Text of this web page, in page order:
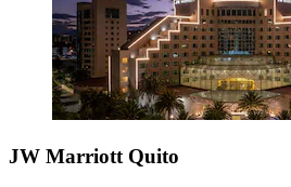
JW Marriott Quito